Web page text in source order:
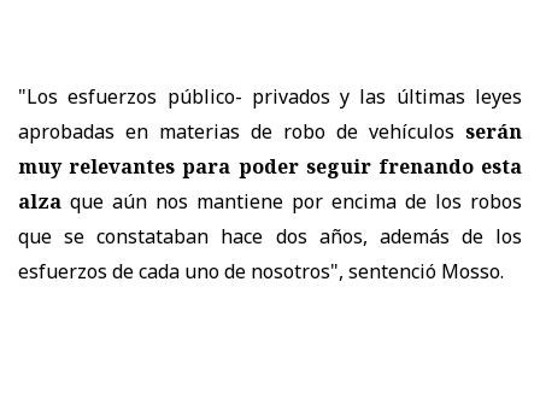
"Los esfuerzos público- privados y las últimas leyes
aprobadas en materias de robo de vehículos serán
muy relevantes para poder seguir frenando esta
alza que aún nos mantiene por encima de los robos
que se constataban hace dos años, además de los
esfuerzos de cada uno de nosotros", sentenció Mosso.